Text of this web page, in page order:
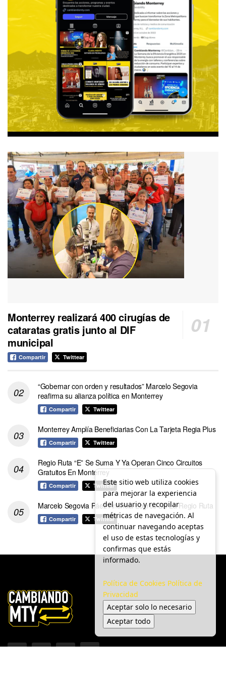
Monterrey realizará 400 cirugías de
cataratas gratis junto al DIF
municipal
Compartir Twittear
“Gobernar con orden y resultados” Marcelo Segovia
reafirma su alianza política en Monterrey
Compartir Twittear
Monterrey Amplía Beneficiarias Con La Tarjeta Regia Plus
Compartir Twittear
Regio Ruta “E” Se Suma Y Ya Operan Cinco Circuitos
Gratuitos En Monterrey
Compartir Twittear
Marcelo Segovia Páez Anuncia Logros De La Regio Ruta
Compartir Twittear
Este sitio web utiliza cookies
para mejorar la experiencia
del usuario y recopilar
métricas de navegación. Al
continuar navegando aceptas
el uso de estas tecnologías y
confirmas que estás
informado.
Política de Cookies Política de
Privacidad
Aceptar solo lo necesario
Aceptar todo